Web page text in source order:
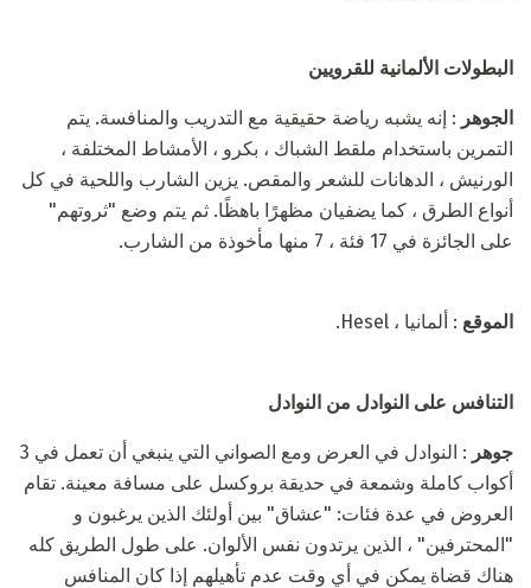
البطولات الألمانية للقرويين
الجوهر : إنه يشبه رياضة حقيقية مع التدريب والمنافسة. يتم
التمرين باستخدام ملقط الشباك ، بكرو ، الأمشاط المختلفة ،
الورنيش ، الدهانات للشعر والمقص. يزين الشارب واللحية في كل
أنواع الطرق ، كما يضفيان مظهرًا باهظًا. ثم يتم وضع "ثروتهم"
على الجائزة في 17 فئة ، 7 منها مأخوذة من الشارب.
الموقع : ألمانيا ، Hesel.
التنافس على النوادل من النوادل
جوهر
: النوادل في العرض ومع الصواني التي ينبغي أن تعمل في 3
أكواب كاملة وشمعة في حديقة بروكسل على مسافة معينة. تقام
العروض في عدة فئات: "عشاق" بين أولئك الذين يرغبون و
"المحترفين" ، الذين يرتدون نفس الألوان. على طول الطريق كله
هناك قضاة يمكن في أي وقت عدم تأهيلهم إذا كان المنافس